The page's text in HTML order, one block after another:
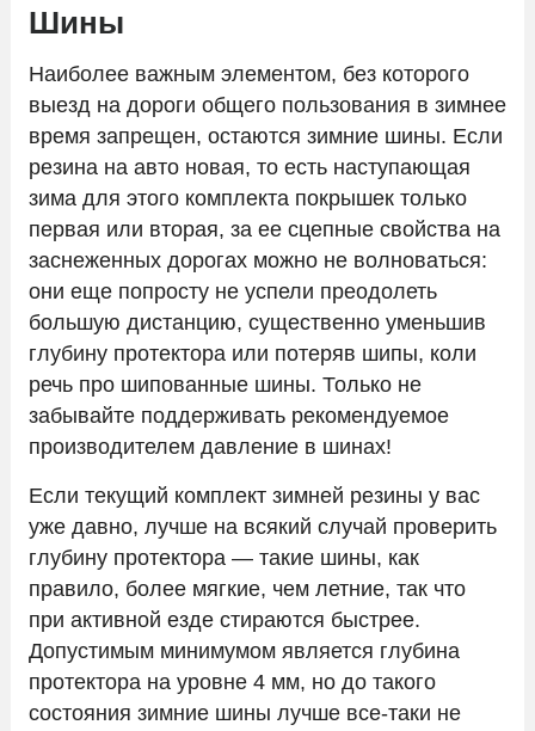
Контакты
Шины
Наиболее важным элементом, без которого
выезд на дороги общего пользования в зимнее
время запрещен, остаются зимние шины. Если
резина на авто новая, то есть наступающая
зима для этого комплекта покрышек только
первая или вторая, за ее сцепные свойства на
заснеженных дорогах можно не волноваться:
они еще попросту не успели преодолеть
большую дистанцию, существенно уменьшив
глубину протектора или потеряв шипы, коли
речь про шипованные шины. Только не
забывайте поддерживать рекомендуемое
производителем давление в шинах!
Если текущий комплект зимней резины у вас
уже давно, лучше на всякий случай проверить
глубину протектора — такие шины, как
правило, более мягкие, чем летние, так что
при активной езде стираются быстрее.
Допустимым минимумом является глубина
протектора на уровне 4 мм, но до такого
состояния зимние шины лучше все-таки не